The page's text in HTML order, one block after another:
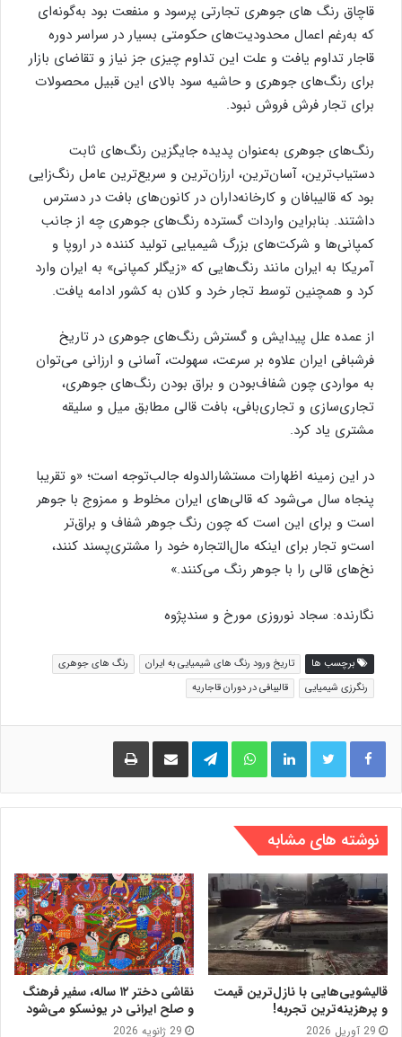
قاچاق رنگ‌ های جوهری تجارتی پرسود و منفعت بود‌ به‌گونه‌ای
که ‌به‌رغم اعمال محدودیت‌های حکومتی بسیار در سراسر دوره
قاجار‌ تداوم یافت و علت این تداوم چیزی جز نیاز و تقاضای بازار
برای رنگ‌های جوهری و حاشیه سود بالای این قبیل محصولات
برای تجار فرش فروش نبود.
رنگ‌های جوهری به‌عنوان پدیده جایگزین رنگ‌های ثابت
دستیاب‌ترین، آسان‌ترین، ارزان‌ترین و سریع‌ترین عامل رنگ‌زایی
بود که قالیبافان و کارخانه‌داران در کانون‌های بافت در دسترس
داشتند. بنابراین واردات گسترده رنگ‌های جوهری چه از جانب
کمپانی‌ها و شرکت‌های بزرگ شیمیایی تولید کننده در اروپا و
آمریکا به ایران مانند رنگ‌هایی که «زیگلر کمپانی» به ایران وارد
کرد و همچنین توسط تجار خرد و کلان به کشور ادامه یافت.
از عمده علل پیدایش و گسترش رنگ‌های جوهری در تاریخ
فرشبافی ایران علاوه بر سرعت، سهولت، آسانی و ارزانی می‌توان
به مواردی چون شفاف‌بودن و براق بودن رنگ‌های جوهری،
تجاری‌سازی و تجاری‌بافی، بافت قالی مطابق میل و سلیقه
مشتری یاد کرد.
در این زمینه اظهارات مستشارالدوله جالب‌توجه است؛ «و تقریبا
پنجاه سال می‌شود که قالی‌های ایران مخلوط و ممزوج با جوهر
است و برای این است که چون رنگ جوهر شفاف و براق‌تر
است‌و تجار برای اینکه مال‌التجاره خود را مشتری‌پسند ‌کنند،
نخ‌های قالی را با جوهر رنگ می‌کنند.»
نگارنده: سجاد نوروزی مورخ و سندپژوه
برچسب ها تاریخ ورود رنگ های شیمیایی به ایران
رنگ های جوهری
رنگرزی شیمیایی
قالیبافی در دوران قاجاریه
لینکدین واتس آپ تلگرام اشتراک گذاری از طریق ایمیل
نوشته های مشابه
قالیشویی‌هایی با نازل‌ترین قیمت
و پرهزینه‌ترین تجربه!
29 آوریل 2026
نقاشی دختر ۱۲ ساله، سفیر فرهنگ
و صلح ایرانی در یونسکو می‌شود
29 ژانویه 2026